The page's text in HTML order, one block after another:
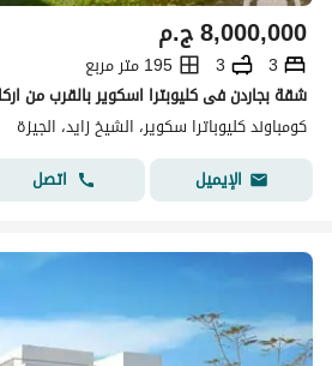
ج.م8,000,000
3
3
195 متر مربع
شقة بجاردن فى كليوبترا اسكوير بالقرب من
كومباوند كليوباترا سكوير، الشيخ زايد، الجيزة
الإيميل
اتصل